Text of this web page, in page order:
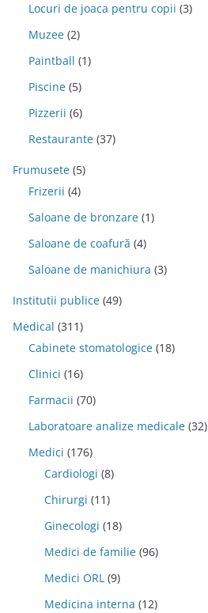
Locuri de joaca pentru copii (3)
Muzee (2)
Paintball (1)
Piscine (5)
Pizzerii (6)
Restaurante (37)
Frumusete (5)
Frizerii (4)
Saloane de bronzare (1)
Saloane de coafură (4)
Saloane de manichiura (3)
Institutii publice (49)
Medical (311)
Cabinete stomatologice (18)
Clinici (16)
Farmacii (70)
Laboratoare analize medicale (32)
Medici (176)
Cardiologi (8)
Chirurgi (11)
Ginecologi (18)
Medici de familie (96)
Medici ORL (9)
Medicina interna (12)